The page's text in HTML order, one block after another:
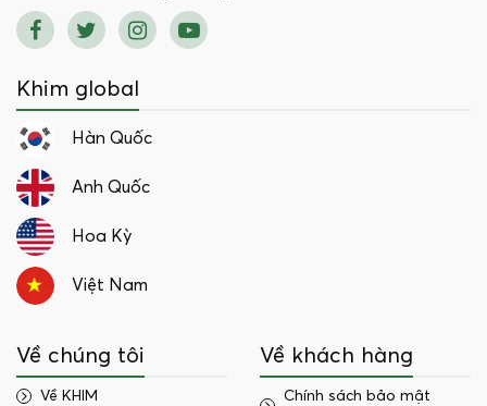
Khim global
Hàn Quốc
Anh Quốc
Hoa Kỳ
Việt Nam
Về chúng tôi
Về KHIM
Về khách hàng
Chính sách bảo mật